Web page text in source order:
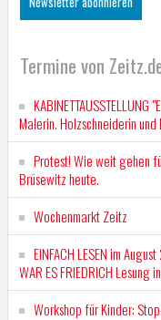
Termine von
Malerin. Holzschneiderin
Protest! Wie weit gehen
Brüsewitz heute.
Wochenmarkt Zeitz
EINFACH LESEN im
WAR ES FRIEDRICH Lesung
Workshop für Kinder: